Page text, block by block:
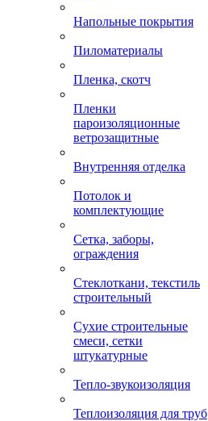
Напольные покрытия
Пиломатериалы
Пленка, скотч
Пленки
пароизоляционные
ветрозащитные
Внутренняя отделка
Потолок и
комплектующие
Сетка, заборы,
ограждения
Стеклоткани, текстиль
строительный
Сухие строительные
смеси, сетки
штукатурные
Тепло-звукоизоляция
Теплоизоляция для труб